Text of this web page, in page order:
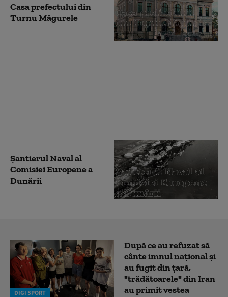
Casa prefectului din
Turnu Măgurele
Șantierul Naval al
Comisiei Europene a
Dunării
DIGI SPORT
După ce au refuzat să
cânte imnul naţional şi
au fugit din ţară,
"trădătoarele" din Iran
au primit vestea